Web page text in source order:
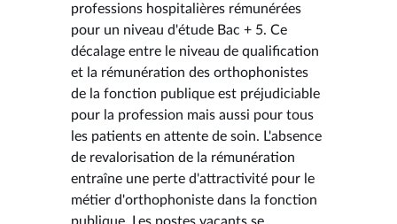
professions hospitalières rémunérées
pour un niveau d'étude Bac + 5. Ce
décalage entre le niveau de qualification
et la rémunération des orthophonistes
de la fonction publique est préjudiciable
pour la profession mais aussi pour tous
les patients en attente de soin. L'absence
de revalorisation de la rémunération
entraîne une perte d'attractivité pour le
métier d'orthophoniste dans la fonction
publique. Les postes vacants se